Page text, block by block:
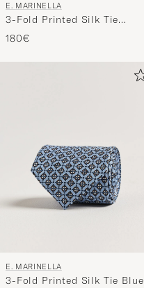
E. MARINELLA
3-Fold Printed Silk Tie
Brown
180€
E. MARINELLA
3-Fold Printed Silk Tie Blue